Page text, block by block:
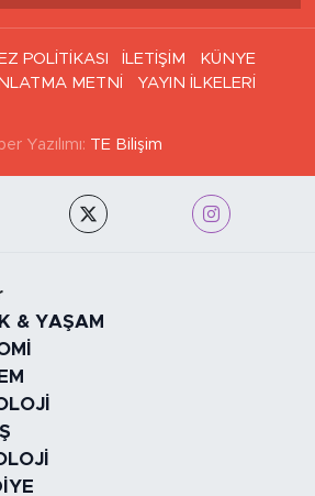
POLİTİKASI İLETİŞİM
KÜNYE
METNİ
YAYIN İLKELERİ
Yazılımı: TE Bilişim
& YAŞAM